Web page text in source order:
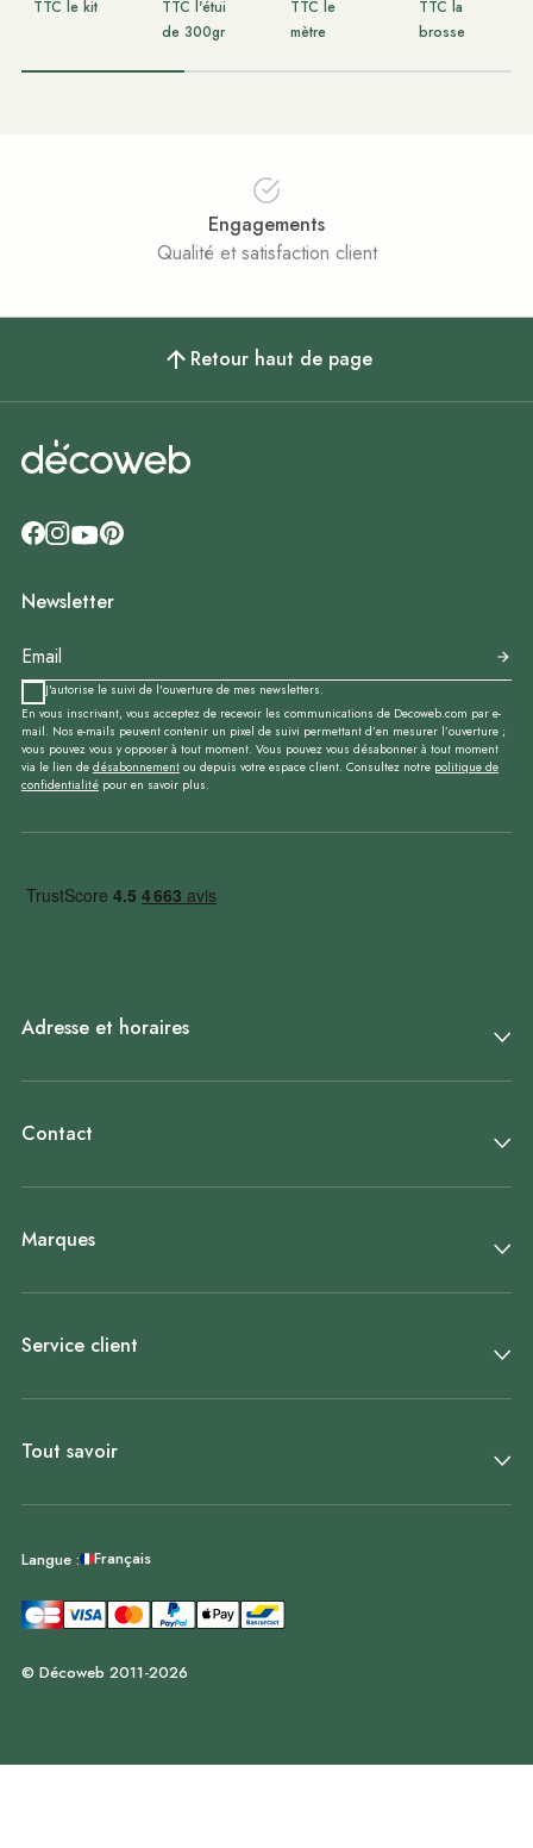
TTC le kit
TTC l'étui
de 300gr
TTC le
mètre
TTC la
brosse
Engagements
Qualité et satisfaction client
Retour haut de page
Newsletter
J'autorise le suivi de l'ouverture de mes newsletters.
En vous inscrivant, vous acceptez de recevoir les communications de Decoweb.com par e-
mail. Nos e-mails peuvent contenir un pixel de suivi permettant d’en mesurer l’ouverture ;
vous pouvez vous y opposer à tout moment. Vous pouvez vous désabonner à tout moment
via le lien de désabonnement ou depuis votre espace client. Consultez notre politique de
confidentialité pour en savoir plus.
Adresse et horaires
Contact
Marques
Service client
Tout savoir
Langue : Français
© Décoweb 2011-2026